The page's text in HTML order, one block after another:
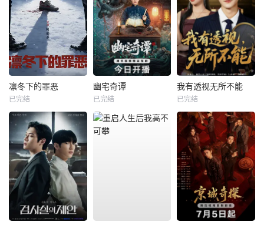
凛冬下的罪恶
已完结
幽宅奇谭
已完结
我有透视无所不能
已完结